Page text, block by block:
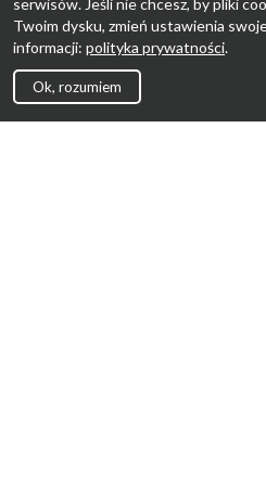
serwisów. Jeśli nie chcesz, by pliki
Twoim dysku, zmień ustawienia
informacji: polityka prywatności.
Ok, rozumiem